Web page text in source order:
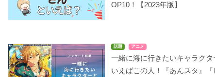
OP10！【2023年版】
話題 アニメ
一緒に海に行きたいキャラクタ
いえばこの人！『あんスタ』『